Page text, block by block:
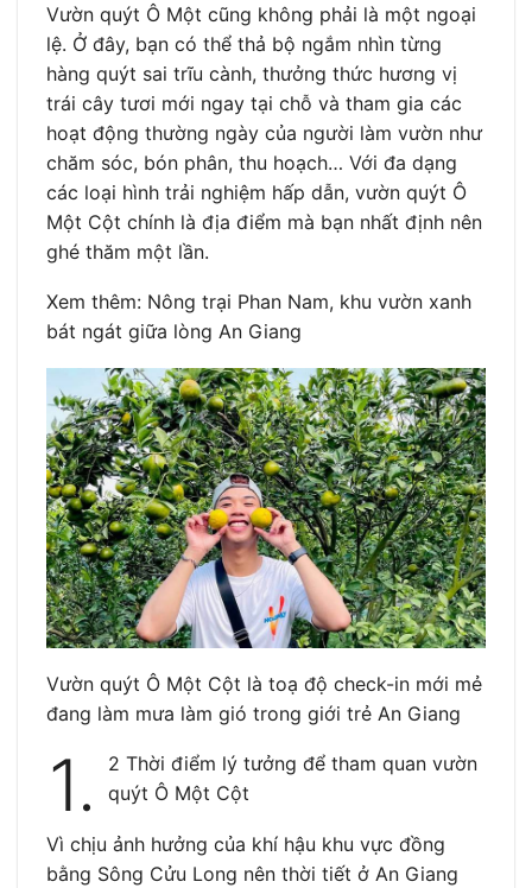
Vườn quýt Ô Một cũng không phải là một ngoại
lệ. Ở đây, bạn có thể thả bộ ngắm nhìn từng
hàng quýt sai trĩu cành, thưởng thức hương vị
trái cây tươi mới ngay tại chỗ và tham gia các
hoạt động thường ngày của người làm vườn như
chăm sóc, bón phân, thu hoạch… Với đa dạng
các loại hình trải nghiệm hấp dẫn, vườn quýt Ô
Một Cột chính là địa điểm mà bạn nhất định nên
ghé thăm một lần.
Xem thêm: Nông trại Phan Nam, khu vườn xanh
bát ngát giữa lòng An Giang
Vườn quýt Ô Một Cột là toạ độ check-in mới mẻ
đang làm mưa làm gió trong giới trẻ An Giang
1.
2 Thời điểm lý tưởng để tham quan vườn
quýt Ô Một Cột
Vì chịu ảnh hưởng của khí hậu khu vực đồng
bằng Sông Cửu Long nên thời tiết ở An Giang